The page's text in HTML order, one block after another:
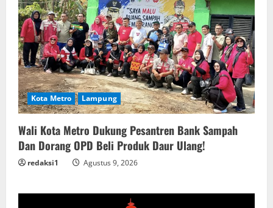
Kota Metro Lampung
Wali Kota Metro Dukung Pesantren Bank Sampah
Dan Dorang OPD Beli Produk Daur Ulang!
redaksi1 Agustus 9, 2026